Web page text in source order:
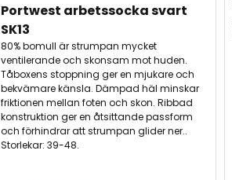
Portwest arbetssocka svart
SK13
80% bomull är strumpan mycket
ventilerande och skonsam mot huden.
Tåboxens stoppning ger en mjukare och
bekvämare känsla. Dämpad häl minskar
friktionen mellan foten och skon. Ribbad
konstruktion ger en åtsittande passform
och förhindrar att strumpan glider ner..
Storlekar: 39-48.